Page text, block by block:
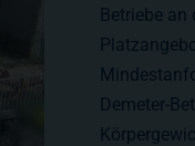
Betriebe an
Demeter-